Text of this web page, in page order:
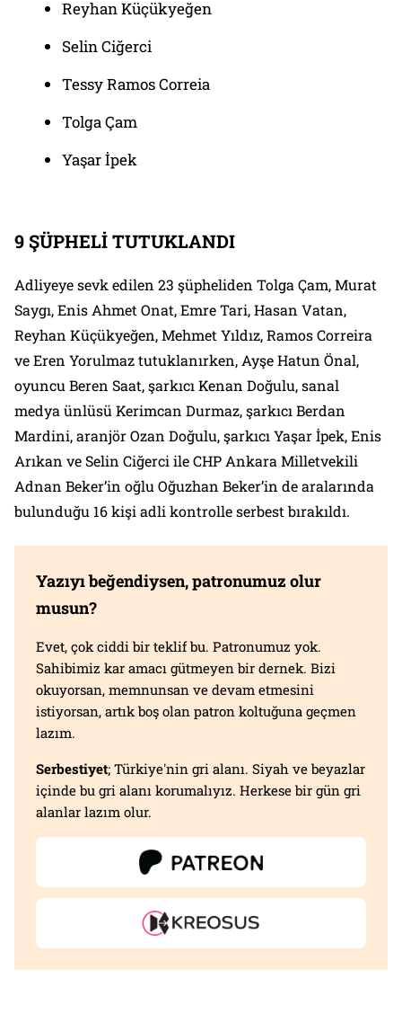
Reyhan Küçükyeğen
Selin Ciğerci
Tessy Ramos Correia
Tolga Çam
Yaşar İpek
9 ŞÜPHELİ TUTUKLANDI
Adliyeye sevk edilen 23 şüpheliden Tolga Çam, Murat
Saygı, Enis Ahmet Onat, Emre Tari, Hasan Vatan,
Reyhan Küçükyeğen, Mehmet Yıldız, Ramos Correira
ve Eren Yorulmaz tutuklanırken, Ayşe Hatun Önal,
oyuncu Beren Saat, şarkıcı Kenan Doğulu, sanal
medya ünlüsü Kerimcan Durmaz, şarkıcı Berdan
Mardini, aranjör Ozan Doğulu, şarkıcı Yaşar İpek, Enis
Arıkan ve Selin Ciğerci ile CHP Ankara Milletvekili
Adnan Beker’in oğlu Oğuzhan Beker’in de aralarında
bulunduğu 16 kişi adli kontrolle serbest bırakıldı.
Yazıyı beğendiysen, patronumuz olur
musun?
Evet, çok ciddi bir teklif bu. Patronumuz yok.
Sahibimiz kar amacı gütmeyen bir dernek. Bizi
okuyorsan, memnunsan ve devam etmesini
istiyorsan, artık boş olan patron koltuğuna geçmen
lazım.
Serbestiyet; Türkiye'nin gri alanı. Siyah ve beyazlar
içinde bu gri alanı korumalıyız. Herkese bir gün gri
alanlar lazım olur.